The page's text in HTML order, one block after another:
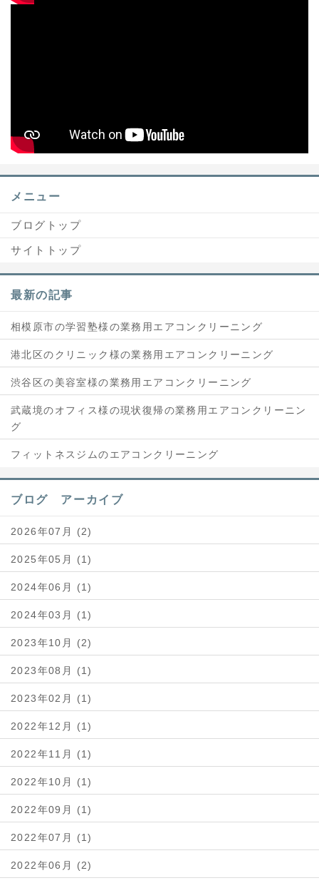
メニュー
ブログトップ
サイトトップ
最新の記事
相模原市の学習塾様の業務用エアコンクリーニング
港北区のクリニック様の業務用エアコンクリーニング
渋谷区の美容室様の業務用エアコンクリーニング
武蔵境のオフィス様の現状復帰の業務用エアコンクリーニン
グ
フィットネスジムのエアコンクリーニング
ブログ アーカイブ
2026年07月 (2)
2025年05月 (1)
2024年06月 (1)
2024年03月 (1)
2023年10月 (2)
2023年08月 (1)
2023年02月 (1)
2022年12月 (1)
2022年11月 (1)
2022年10月 (1)
2022年09月 (1)
2022年07月 (1)
2022年06月 (2)